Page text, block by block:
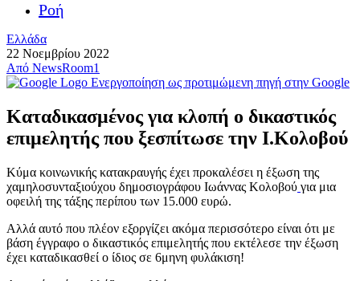
Ροή
Ελλάδα
22 Νοεμβρίου 2022
Από NewsRoom1
Ενεργοποίηση ως προτιμώμενη πηγή στην Google
Καταδικασμένος για κλοπή ο δικαστικός
επιμελητής που ξεσπίτωσε την Ι.Κολοβού
Κύμα κοινωνικής κατακραυγής έχει προκαλέσει η έξωση της
χαμηλοσυνταξιούχου δημοσιογράφου Ιωάννας Κολοβού για μια
οφειλή της τάξης περίπου των 15.000 ευρώ.
Αλλά αυτό που πλέον εξοργίζει ακόμα περισσότερο είναι ότι με
βάση έγγραφο ο δικαστικός επιμελητής που εκτέλεσε την έξωση
έχει καταδικασθεί ο ίδιος σε 6μηνη φυλάκιση!